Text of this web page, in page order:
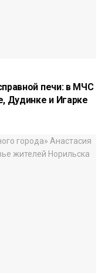
печи: в МЧС
Дудинке и Игарке